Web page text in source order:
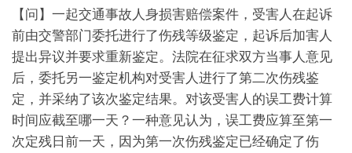
【问】一起交通事故人身损害赔偿案件，受害人在起诉
前由交警部门委托进行了伤残等级鉴定，起诉后加害人
提出异议并要求重新鉴定。法院在征求双方当事人意见
后，委托另一鉴定机构对受害人进行了第二次伤残鉴
定，并采纳了该次鉴定结果。对该受害人的误工费计算
时间应截至哪一天？一种意见认为，误工费应算至第一
次定残日前一天，因为第一次伤残鉴定已经确定了伤